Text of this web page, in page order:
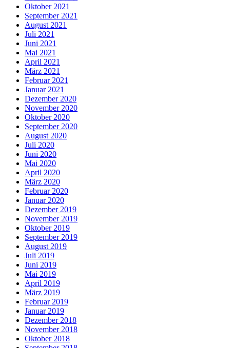
Oktober 2021
September 2021
August 2021
Juli 2021
Juni 2021
Mai 2021
April 2021
März 2021
Februar 2021
Januar 2021
Dezember 2020
November 2020
Oktober 2020
September 2020
August 2020
Juli 2020
Juni 2020
Mai 2020
April 2020
März 2020
Februar 2020
Januar 2020
Dezember 2019
November 2019
Oktober 2019
September 2019
August 2019
Juli 2019
Juni 2019
Mai 2019
April 2019
März 2019
Februar 2019
Januar 2019
Dezember 2018
November 2018
Oktober 2018